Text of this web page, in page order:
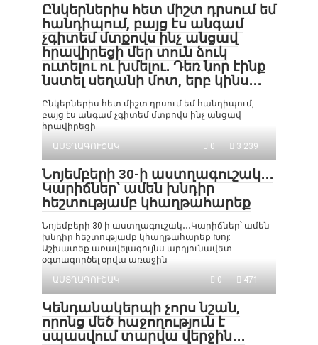
Ընկերներիս հետ միշտ դրսում եմ
հանդիպում, բայց էս անգամ
չգիտեմ մտքովս ինչ անցավ
հրավիրեցի մեր տուն ձուկ
ուտելու ու խմելու․ Դեռ նոր էինք
նստել սեղանի մոտ, երբ կինս․․․
Ընկերներիս հետ միշտ դրսում եմ հանդիպում,
բայց էս անգամ չգիտեմ մտքովս ինչ անցավ
հրավիրեցի
ԱՍՏՂԱԳՈՒՇԱԿ
0 3 239
Նոյեմբերի 30-ի աստղագուշակ․․․
Կարիճներ՝ ամեն խնդիր
հեշտությամբ կհաղթահարեք
Նոյեմբերի 30-ի աստղագուշակ․․․Կարիճներ՝ ամեն
խնդիր հեշտությամբ կհաղթահարեք Խոյ:
Աշխատեք առավելագույնս արդյունավետ
օգտագործել օրվա առաջին
ԱՍՏՂԱԳՈՒՇԱԿ
0 471
Կենդանակերպի չորս նշան,
որոնց մեծ հաջողություն է
սպասվում տարվա վերջին․․․